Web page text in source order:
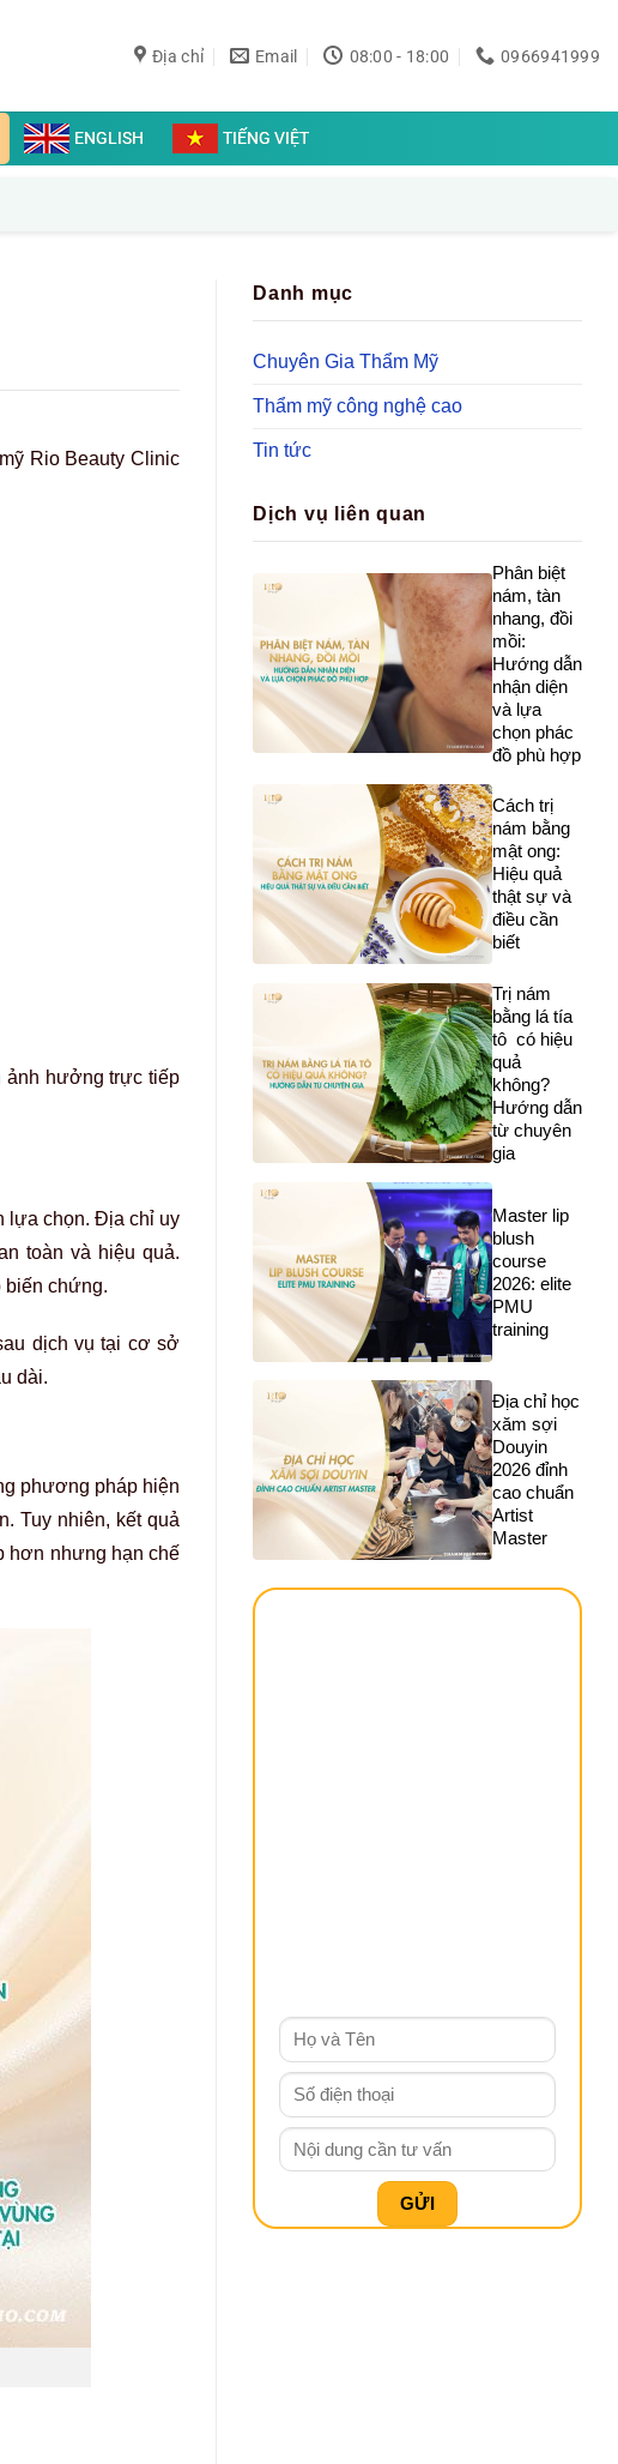
Địa chỉ Email 08:00 - 18:00 0966941999
ENGLISH TIẾNG VIỆT
Rio Beauty Clinic
ảnh hưởng trực tiếp
lựa chọn. Địa chỉ uy
toàn và hiệu quả.
biến chứng.
dịch vụ tại cơ sở
dài.
phương pháp hiện
Tuy nhiên, kết quả
hơn nhưng hạn chế
Danh mục
Chuyên Gia Thẩm Mỹ
Thẩm mỹ công nghệ cao
Tin tức
Dịch vụ liên quan
Phân biệt
nám, tàn
nhang, đồi
mồi:
Hướng dẫn
nhận diện
và lựa
chọn phác
đồ phù hợp
Cách trị
nám bằng
mật ong:
Hiệu quả
thật sự và
điều cần
biết
Trị nám
bằng lá tía
tô có hiệu
quả
không?
Hướng dẫn
từ chuyên
gia
Master lip
blush
course
2026: elite
PMU
training
Địa chỉ học
xăm sợi
Douyin
2026 đỉnh
cao chuẩn
Artist
Master